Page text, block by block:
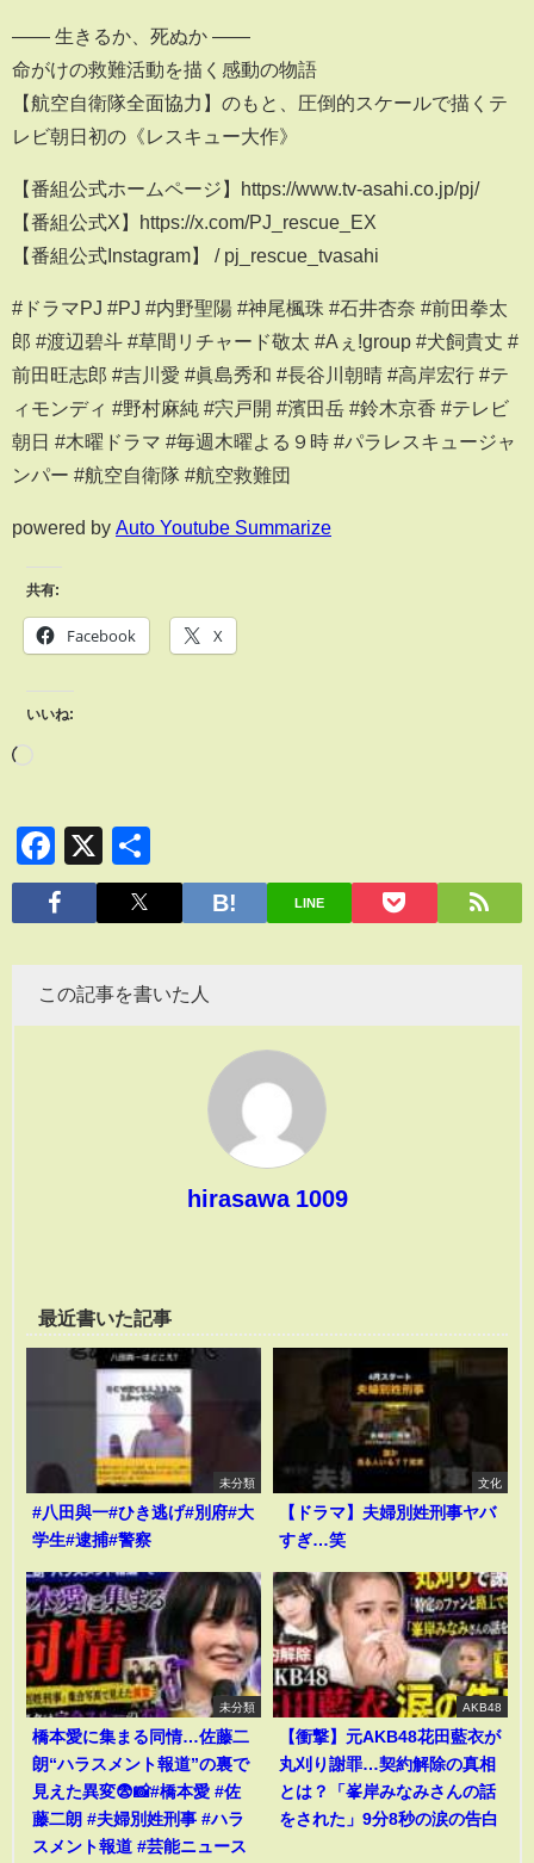
―― 生きるか、死ぬか ――
命がけの救難活動を描く感動の物語
【航空自衛隊全面協力】のもと、圧倒的スケールで描くテ
レビ朝日初の《レスキュー大作》
【番組公式ホームページ】https://www.tv-asahi.co.jp/pj/
【番組公式X】https://x.com/PJ_rescue_EX
【番組公式Instagram】 / pj_rescue_tvasahi
#ドラマPJ #PJ #内野聖陽 #神尾楓珠 #石井杏奈 #前田拳太
郎 #渡辺碧斗 #草間リチャード敬太 #Aぇǃgroup #犬飼貴丈 #
前田旺志郎 #吉川愛 #眞島秀和 #長谷川朝晴 #高岸宏行 #テ
ィモンディ #野村麻純 #宍戸開 #濱田岳 #鈴木京香 #テレビ
朝日 #木曜ドラマ #毎週木曜よる９時 #パラレスキュージャ
ンパー #航空自衛隊 #航空救難団
powered by Auto Youtube Summarize
共有:
Facebook X
いいね:
Facebook
X
有
LINE
この記事を書いた人
hirasawa 1009
最近書いた記事
未分類
#八田與一#ひき逃げ#別府#大
学生#逮捕#警察
文化
【ドラマ】夫婦別姓刑事ヤバ
すぎ…笑
未分類
橋本愛に集まる同情…佐藤二
朗“ハラスメント報道”の裏で
見えた異変😨📸#橋本愛 #佐
藤二朗 #夫婦別姓刑事 #ハラ
スメント報道 #芸能ニュース
AKB48
【衝撃】元AKB48花田藍衣が
丸刈り謝罪…契約解除の真相
とは？「峯岸みなみさんの話
をされた」9分8秒の涙の告白